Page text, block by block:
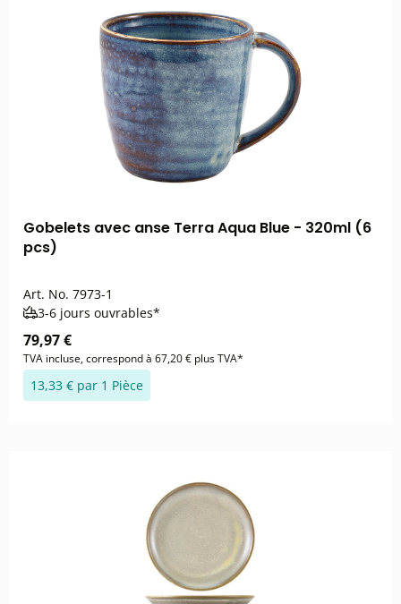
Gobelets avec anse Terra Aqua Blue - 320ml (6
pcs)
Art. No. 7973-1
3-6 jours ouvrables*
79,97 €
TVA incluse, correspond à 67,20 € plus TVA*
13,33 € par 1 Pièce